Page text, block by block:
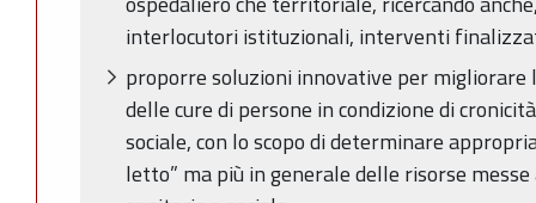
interlocutori istituzionali, interventi
proporre soluzioni innovative per migliorare
delle cure di persone in condizione di
sociale, con lo scopo di determinare
letto” ma più in generale delle risorse